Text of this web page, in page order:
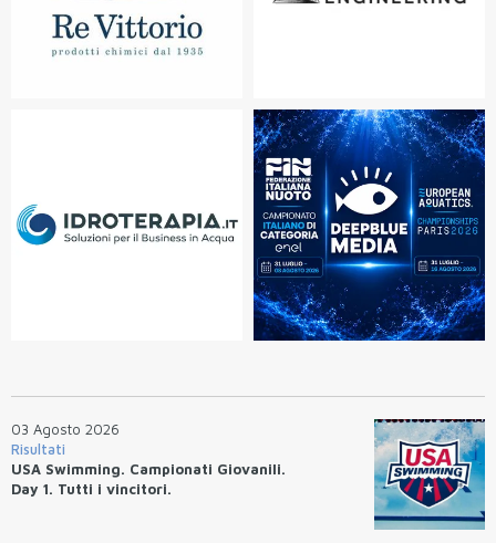
03 Agosto 2026
Risultati
USA Swimming. Campionati Giovanili.
Day 1. Tutti i vincitori.